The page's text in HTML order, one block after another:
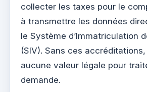
collecter les taxes pour le
à transmettre les données
le Système d’Immatriculation
(SIV). Sans ces accréditations,
aucune valeur légale pour
demande.